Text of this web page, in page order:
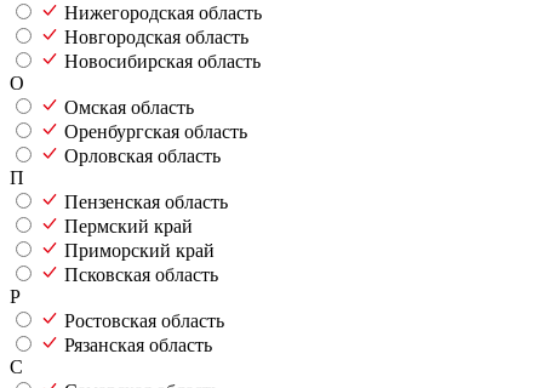
Нижегородская область
Новгородская область
Новосибирская область
О
Омская область
Оренбургская область
Орловская область
П
Пензенская область
Пермский край
Приморский край
Псковская область
Р
Ростовская область
Рязанская область
С